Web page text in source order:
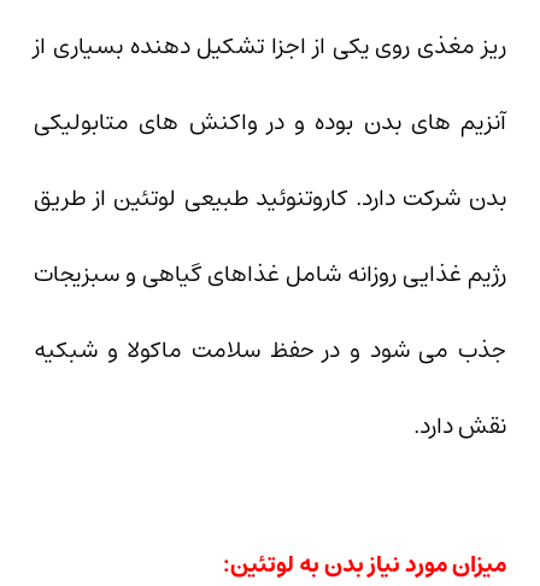
ریز مغذی روی یکی از اجزا تشکیل دهنده بسیاری از
آنزیم های بدن بوده و در واکنش های متابولیکی
بدن شرکت دارد. کاروتنوئید طبیعی لوتئین از طریق
رژیم غذایی روزانه شامل غذاهای گیاهی و سبزیجات
جذب می شود و در حفظ سلامت ماکولا و شبکیه
نقش دارد.
میزان مورد نیاز بدن به لوتئین: